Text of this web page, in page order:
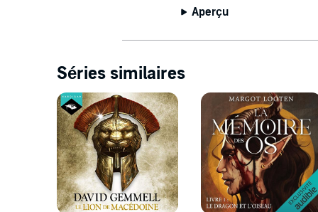
Aperçu
Séries similaires